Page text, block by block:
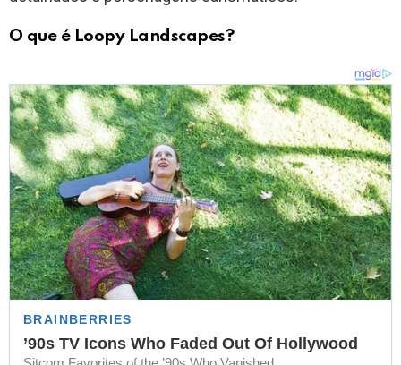
O que é Loopy Landscapes?